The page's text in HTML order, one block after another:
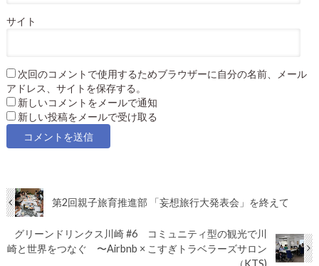
サイト
次回のコメントで使用するためブラウザーに自分の名前、メール
アドレス、サイトを保存する。
新しいコメントをメールで通知
新しい投稿をメールで受け取る
第2回親子旅育推進部 「妄想旅行大発表会」を終えて
グリーンドリンクス川崎 #6 コミュニティ型の観光で川
崎と世界をつなぐ 〜Airbnb × こすぎトラベラーズサロン